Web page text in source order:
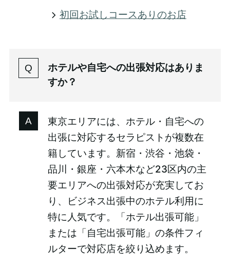
初回お試しコースありのお店
ホテルや自宅への出張対応はありま
すか？
東京エリアには、ホテル・自宅への
出張に対応するセラピストが複数在
籍しています。新宿・渋谷・池袋・
品川・銀座・六本木など23区内の主
要エリアへの出張対応が充実してお
り、ビジネス出張中のホテル利用に
特に人気です。「ホテル出張可能」
または「自宅出張可能」の条件フィ
ルターで対応店を絞り込めます。